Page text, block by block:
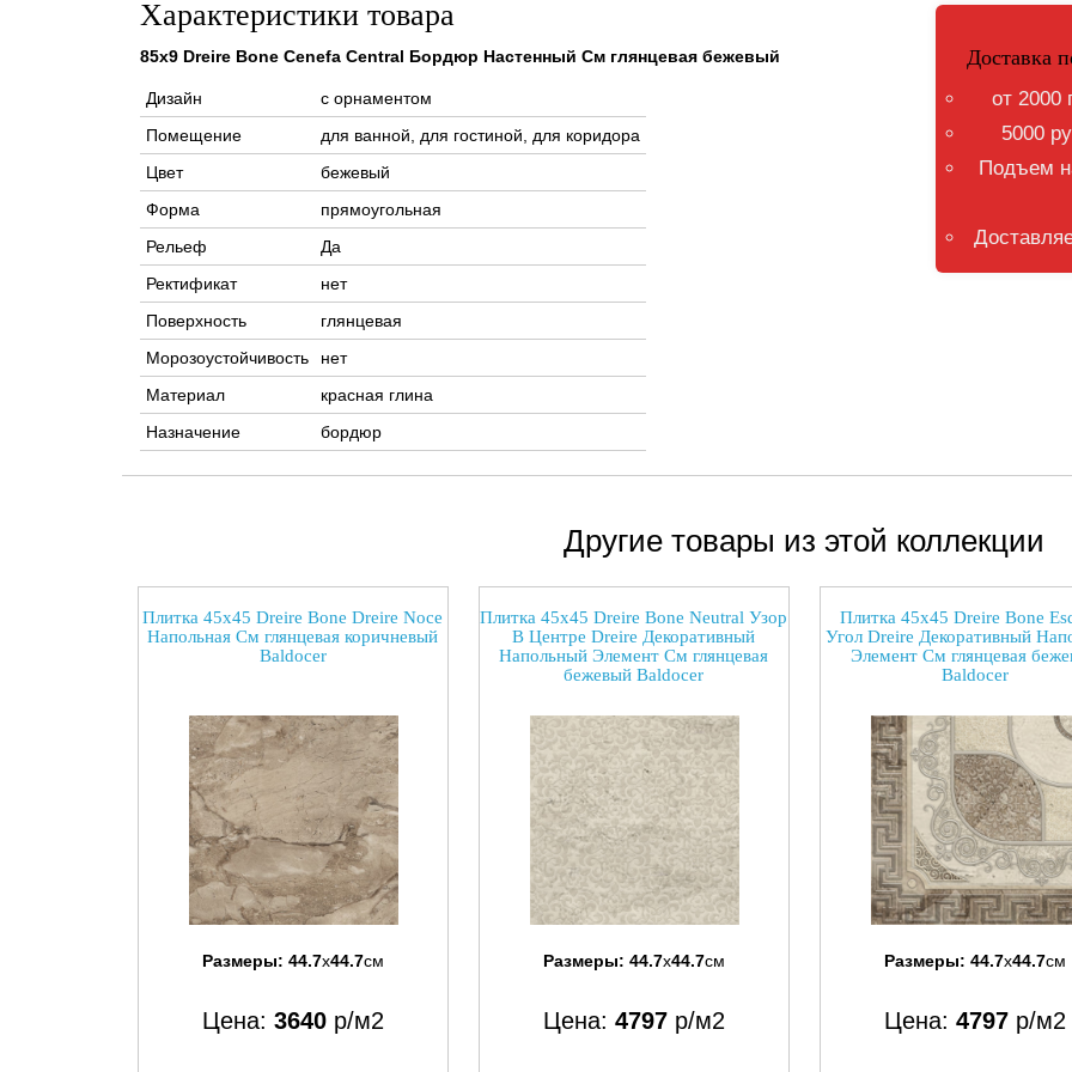
Характеристики товара
85x9 Dreire Bone Cenefa Central Бордюр Настенный См глянцевая бежевый
Дизайн
с орнаментом
Помещение
для ванной, для гостиной, для коридора
Цвет
бежевый
Форма
прямоугольная
Рельеф
Да
Ректификат
нет
Поверхность
глянцевая
Морозоустойчивость
нет
Материал
красная глина
Назначение
бордюр
Доставка
от 2000
5000
Подъем
Другие товары из этой коллекции
Плитка 45x45 Dreire Bone Dreire Noce
Напольная См глянцевая коричневый
Baldocer
Размеры: 44.7x44.7см
Цена: 3640р/м2
Плитка 45x45 Dreire Bone Neutral Узор
В Центре Dreire Декоративный
Напольный Элемент См глянцевая
бежевый Baldocer
Размеры: 44.7x44.7см
Цена: 4797р/м2
Плитка 45x45 Dreire Bone
Угол Dreire Декоративный
Элемент См глянцевая
Baldocer
Размеры: 44.7x44.7см
Цена: 4797р/м2